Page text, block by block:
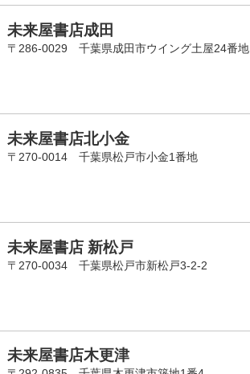
未来屋書店成田
〒286-0029 千葉県成田市ウイング土屋24番地
未来屋書店北小金
〒270-0014 千葉県松戸市小金1番地
未来屋書店 新松戸
〒270-0034 千葉県松戸市新松戸3-2-2
未来屋書店木更津